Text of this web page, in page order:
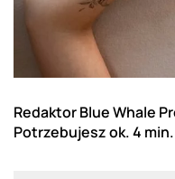
Redaktor Blue Whale
Potrzebujesz ok. 4